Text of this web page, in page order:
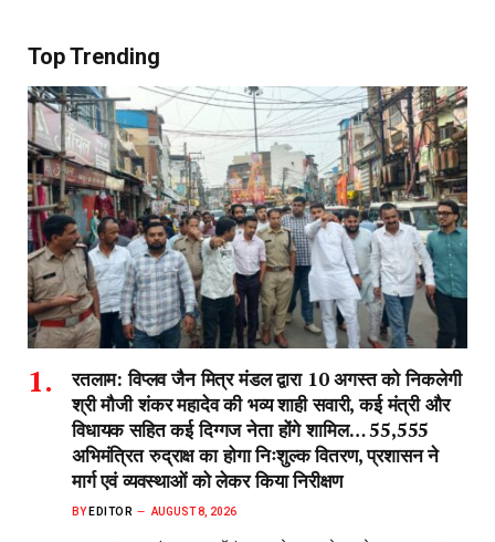
Top Trending
रतलाम: विप्लव जैन मित्र मंडल द्वारा 10 अगस्त को निकलेगी
श्री मौजी शंकर महादेव की भव्य शाही सवारी, कई मंत्री और
विधायक सहित कई दिग्गज नेता होंगे शामिल… 55,555
अभिमंत्रित रुद्राक्ष का होगा निःशुल्क वितरण, प्रशासन ने
मार्ग एवं व्यवस्थाओं को लेकर किया निरीक्षण
BY EDITOR AUGUST 8, 2026